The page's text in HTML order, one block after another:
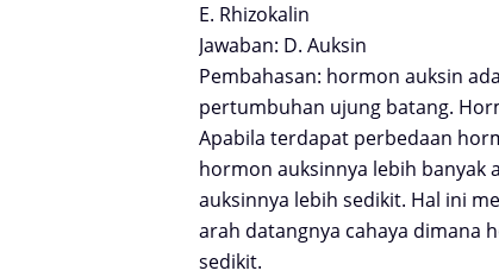
E. Rhizokalin
Jawaban: D. Auksin
Pembahasan: hormon auksin
pertumbuhan ujung batang.
Apabila terdapat perbedaan
hormon auksinnya lebih banyak
auksinnya lebih sedikit. Hal ini
arah datangnya cahaya dimana
sedikit.